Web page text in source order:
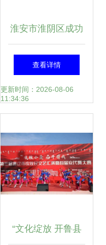
淮安市淮阴区成功
举办淮海琴书传承
人技艺比赛 组织文
查看详情
更新时间：2026-08-06
11:34:36
“文化绽放 开鲁县